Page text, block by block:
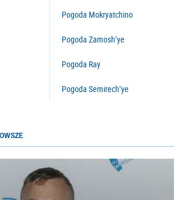
Pogoda Mokryatchino
Pogoda Zamosh’ye
Pogoda Ray
Pogoda Semirech’ye